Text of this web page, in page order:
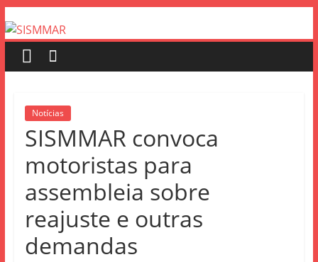
Notícias
SISMMAR convoca
motoristas para
assembleia sobre
reajuste e outras
demandas